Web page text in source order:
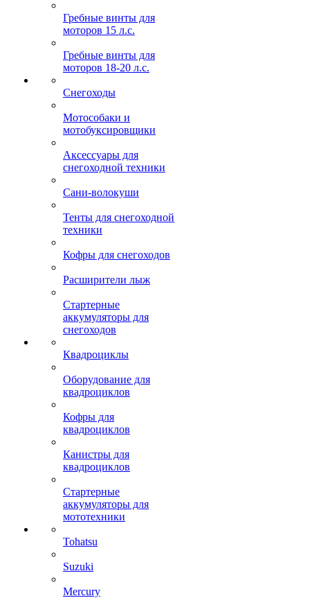
Гребные винты для
моторов 15 л.с.
Гребные винты для
моторов 18-20 л.с.
Снегоходы
Мотособаки и
мотобуксировщики
Аксессуары для
снегоходной техники
Сани-волокуши
Тенты для снегоходной
техники
Кофры для снегоходов
Расширители лыж
Стартерные
аккумуляторы для
снегоходов
Квадроциклы
Оборудование для
квадроциклов
Кофры для
квадроциклов
Канистры для
квадроциклов
Стартерные
аккумуляторы для
мототехники
Tohatsu
Suzuki
Mercury